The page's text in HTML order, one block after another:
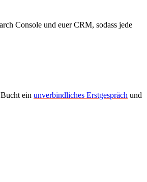
Console und euer CRM, sodass jede
ein unverbindliches Erstgespräch und